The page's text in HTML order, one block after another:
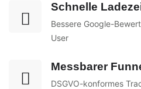
Schnelle
Bessere Google-
User
Messbarer
DSGVO-konformes